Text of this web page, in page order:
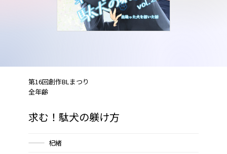
第16回創作BLまつり
全年齢
求む！駄犬の躾け方
杞緒